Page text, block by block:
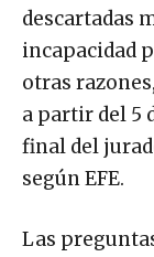
descartadas
incapacidad
otras
a partir del 5
final del
según EFE.
Las